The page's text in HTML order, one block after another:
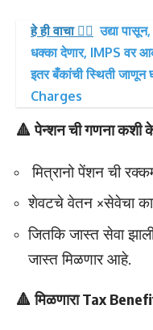
हे ही वाचा 👉🏻 उद्या
धक्का देणार, IMPS वर
इतर बँकांची स्थिती
Charges
🔺 पेन्शन ची गणना कशी
मित्रानो पेंशन ची
शेवटचे वेतन ×सेवेचा
जितकि जास्त सेवा
जास्त मिळणार आहे.
🔺 मिळणारा Tax